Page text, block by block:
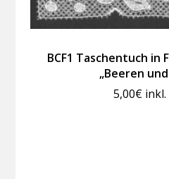
BCF1 Taschentuch in
„Beeren
5,00€ inkl.